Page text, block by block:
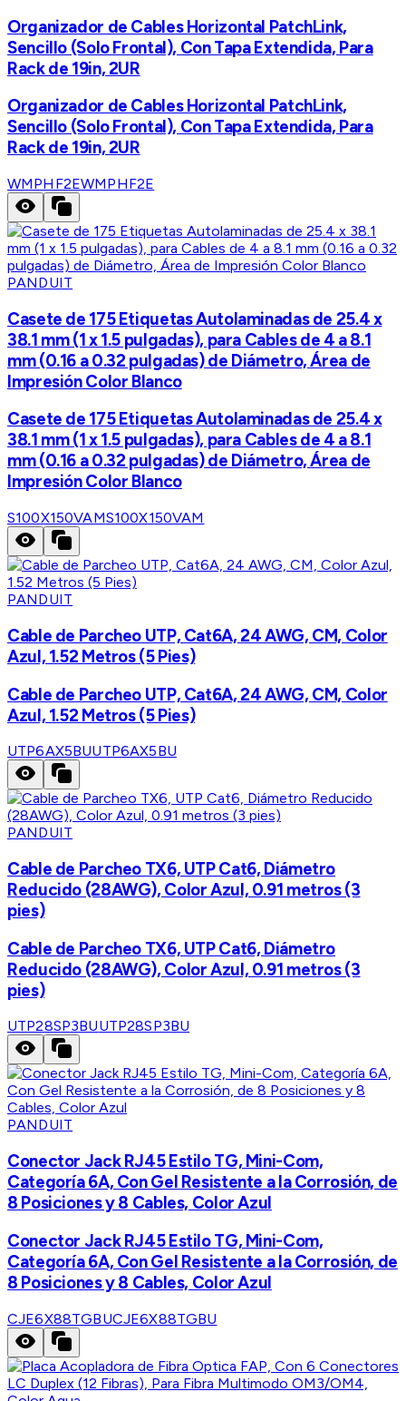
Organizador de Cables Horizontal PatchLink,
Sencillo (Solo Frontal), Con Tapa Extendida, Para
Rack de 19in, 2UR
Organizador de Cables Horizontal PatchLink,
Sencillo (Solo Frontal), Con Tapa Extendida, Para
Rack de 19in, 2UR
WMPHF2EWMPHF2E
PANDUIT
Casete de 175 Etiquetas Autolaminadas de 25.4 x
38.1 mm (1 x 1.5 pulgadas), para Cables de 4 a 8.1
mm (0.16 a 0.32 pulgadas) de Diámetro, Área de
Impresión Color Blanco
Casete de 175 Etiquetas Autolaminadas de 25.4 x
38.1 mm (1 x 1.5 pulgadas), para Cables de 4 a 8.1
mm (0.16 a 0.32 pulgadas) de Diámetro, Área de
Impresión Color Blanco
S100X150VAMS100X150VAM
PANDUIT
Cable de Parcheo UTP, Cat6A, 24 AWG, CM, Color
Azul, 1.52 Metros (5 Pies)
Cable de Parcheo UTP, Cat6A, 24 AWG, CM, Color
Azul, 1.52 Metros (5 Pies)
UTP6AX5BUUTP6AX5BU
PANDUIT
Cable de Parcheo TX6, UTP Cat6, Diámetro
Reducido (28AWG), Color Azul, 0.91 metros (3
pies)
Cable de Parcheo TX6, UTP Cat6, Diámetro
Reducido (28AWG), Color Azul, 0.91 metros (3
pies)
UTP28SP3BUUTP28SP3BU
PANDUIT
Conector Jack RJ45 Estilo TG, Mini-Com,
Categoría 6A, Con Gel Resistente a la Corrosión, de
8 Posiciones y 8 Cables, Color Azul
Conector Jack RJ45 Estilo TG, Mini-Com,
Categoría 6A, Con Gel Resistente a la Corrosión, de
8 Posiciones y 8 Cables, Color Azul
CJE6X88TGBUCJE6X88TGBU